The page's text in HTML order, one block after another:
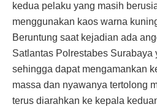
kedua pelaku yang masih
menggunakan kaos warna
Beruntung saat kejadian ada
Satlantas Polrestabes Surabaya
sehingga dapat mengamankan
massa dan nyawanya tertolong
terus diarahkan ke kepala